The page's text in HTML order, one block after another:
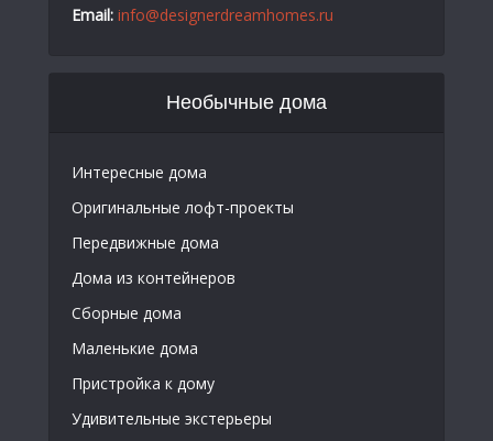
Email: info@designerdreamhomes.ru
Необычные дома
Интересные дома
Оригинальные лофт-проекты
Передвижные дома
Дома из контейнеров
Сборные дома
Маленькие дома
Пристройка к дому
Удивительные экстерьеры